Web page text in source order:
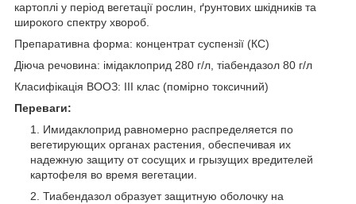
картоплі у період вегетації рослин, ґрунтових шкідників та
широкого спектру хвороб.
Препаративна форма: концентрат суспензії (КС)
Діюча речовина: імідаклоприд 280 г/л, тіабендазол 80 г/л
Класифікація ВООЗ: ІІІ клас (помірно токсичний)
Переваги:
Имидаклоприд равномерно распределяется по
вегетирующих органах растения, обеспечивая их
надежную защиту от сосущих и грызущих вредителей
картофеля во время вегетации.
Тиабендазол образует защитную оболочку на